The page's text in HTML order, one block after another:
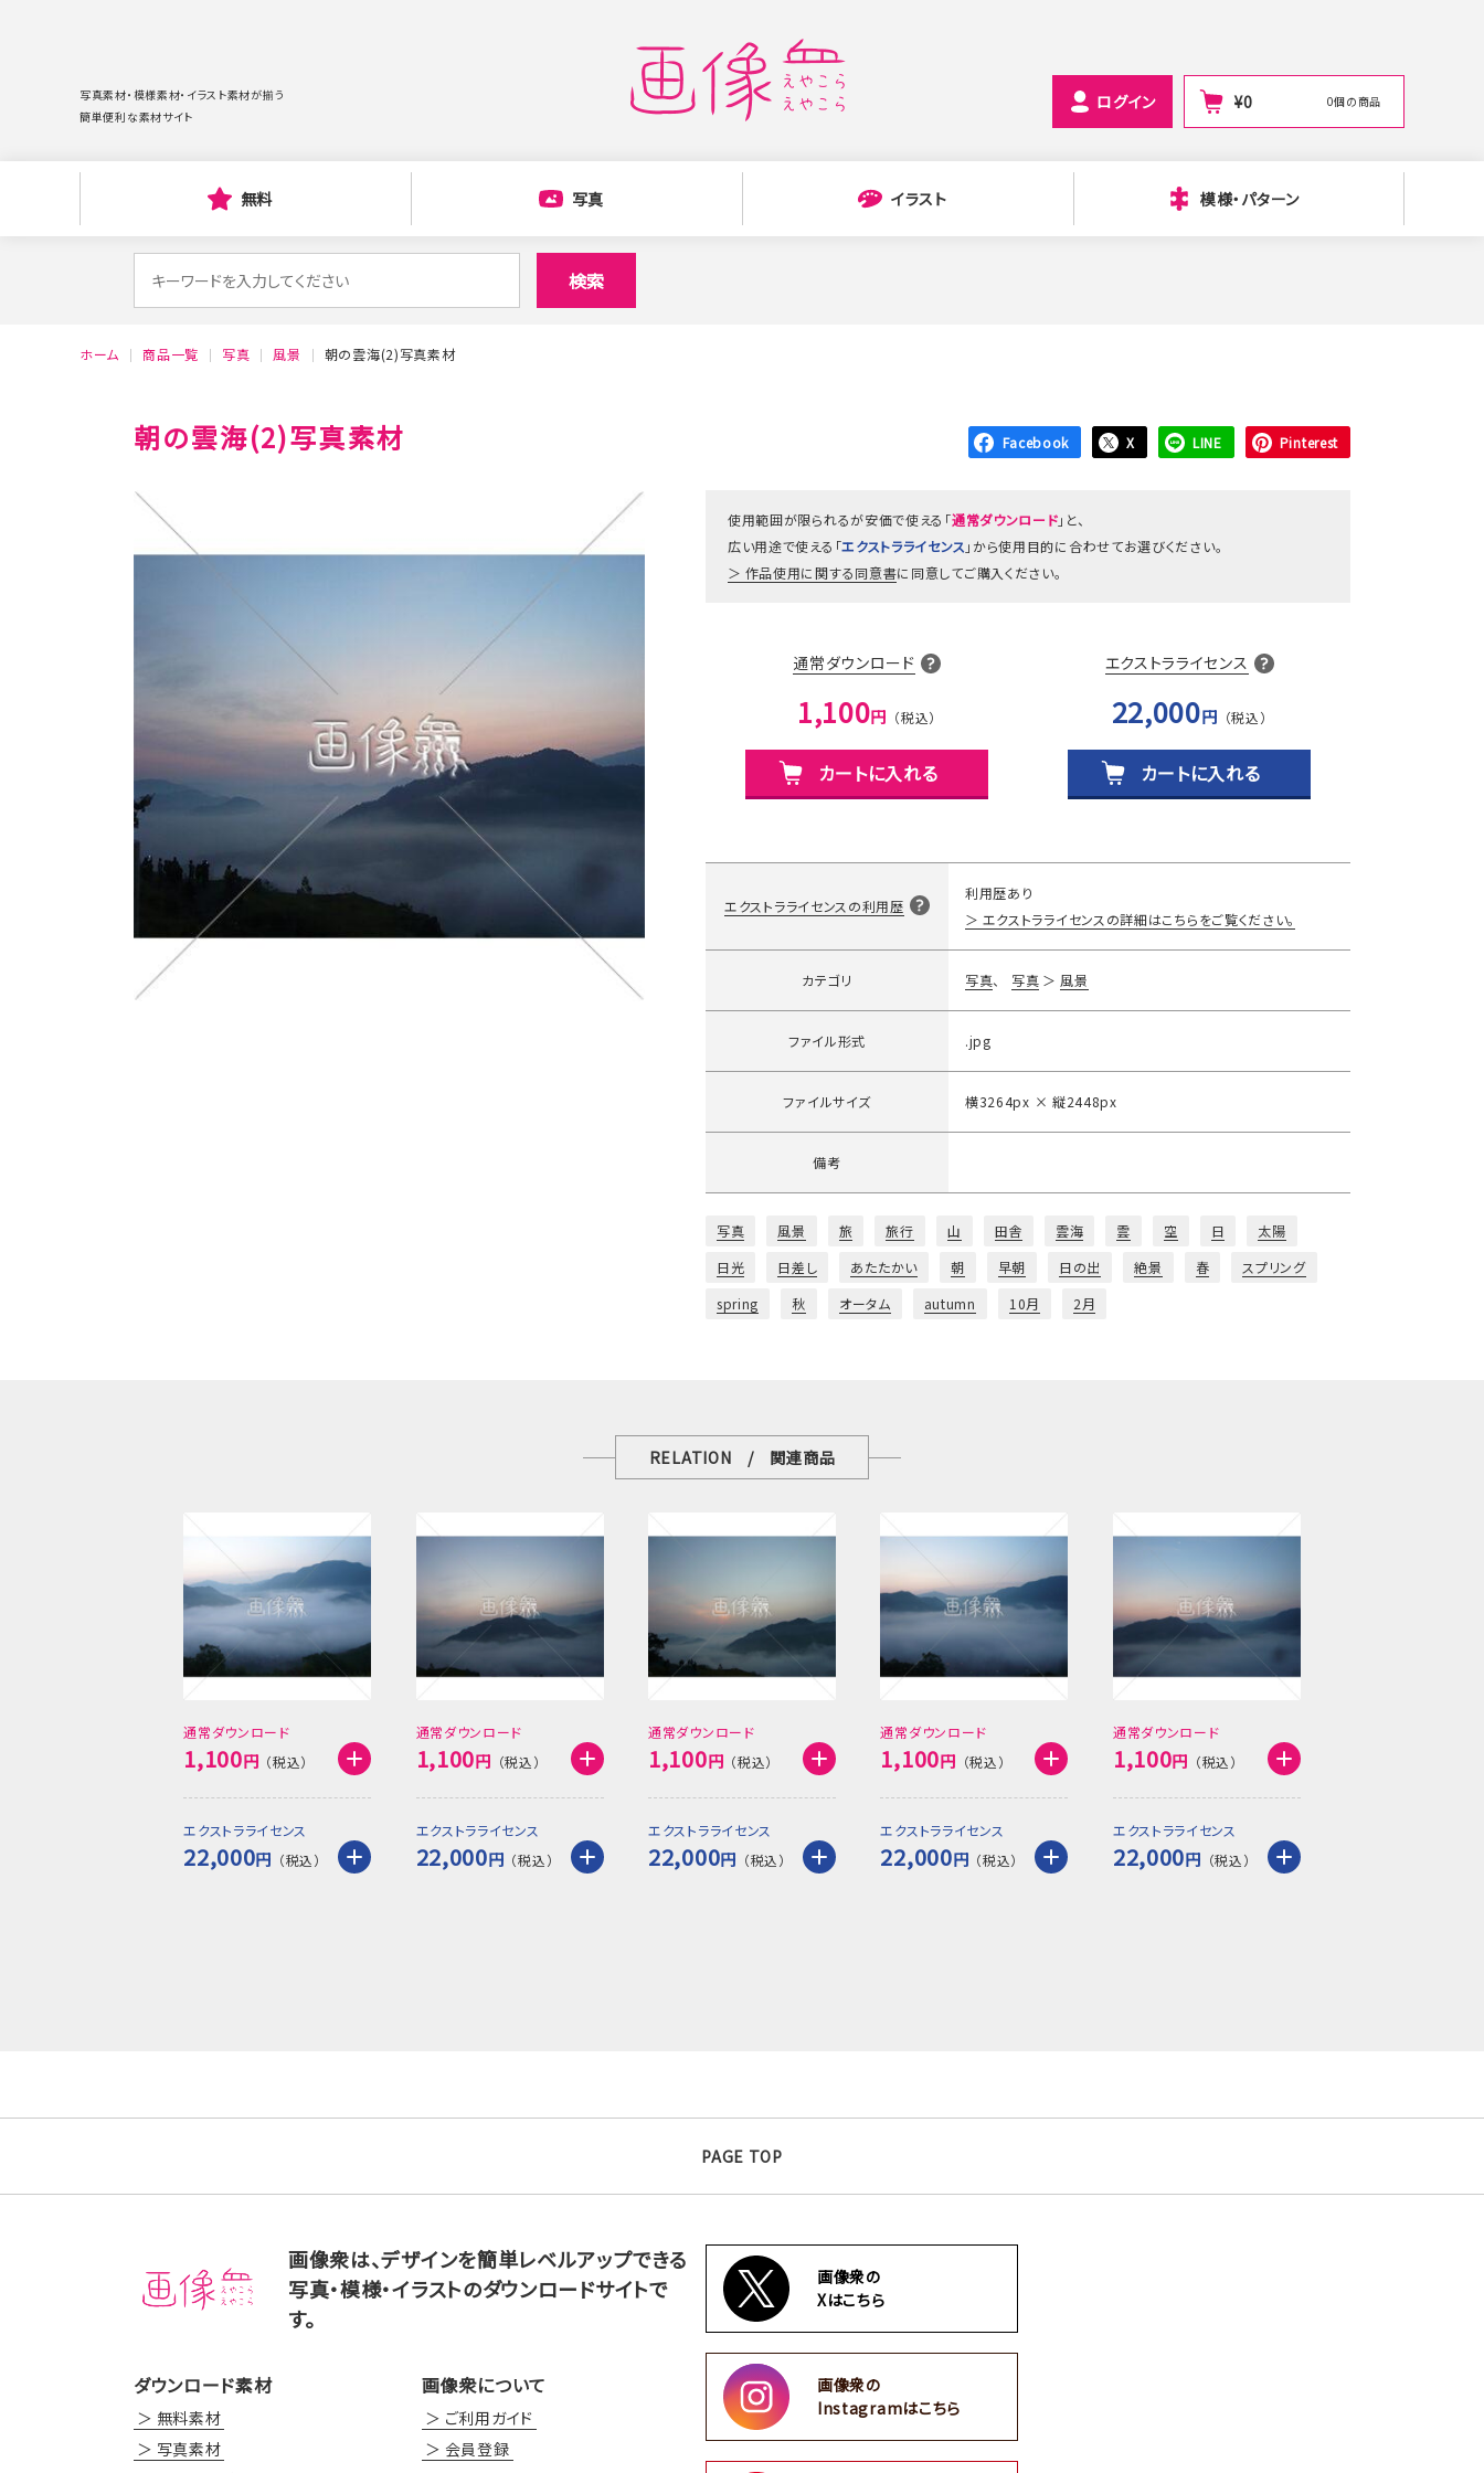
写真素材・模様素材・イラスト素材が揃う
簡単便利な素材サイト
ログイン ¥0 0個の商品
無料 写真 イラスト 模様・パターン
象:
検索
ホーム 商品一覧 写真 風景 朝の雲海(2)写真素材
朝の雲海(2)写真素材 Facebook X LINE Pinterest
使用範囲が限られるが安価で使える「通常ダウンロード」と、
広い用途で使える「エクストラライセンス 」から使用目的に合わせてお選びください。
作品使用に関する同意書に同意してご購入ください。
通常ダウンロード
1,100円
カートに入れる
エクストラライセンス
22,000円
カートに入れる
エクストラライセンスの利用歴
利用歴あり
エクストラライセンスの詳細はこちらをご覧ください。
カテゴリ 写真 写真 風景
ファイル形式 .jpg
ファイルサイズ 横3264px × 縦2448px
備考
写真 風景 旅 旅行 山 田舎 雲海 雲 空 日
太陽
日光
日差し あたたかい 朝 早朝 日の出 絶景 春
スプリング
spring
秋 オータム autumn 10月 2月
RELATION / 関連商品
通常ダウンロード
1,100円
エクストラライセンス
22,000円
通常ダウンロード
1,100円
エクストラライセンス
22,000円
通常ダウンロード
1,100円
エクストラライセンス
22,000円
通常ダウンロード
1,100円
エクストラライセンス
22,000円
通常ダウンロード
1,100円
エクストラライセンス
22,000円
PAGE TOP
画像衆は、デザインを簡単レベルアップできる
写真・模様・イラストのダウンロードサイトで
す。
ダウンロード素材
無料素材
写真素材
画像衆について
ご利用ガイド
会員登録
画像衆の
Xはこちら
画像衆の
Instagramはこちら